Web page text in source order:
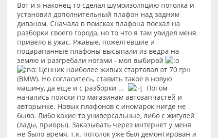
Вот и я наконец то сделал шумоизоляцию потолка и
установил дополнительный плафон над задним
диваном. Сначала в поисках плафона поехал на
разборки своего города, но то что я там увидел меня
привело в ужас. Ржавые, пожелтевшие и
поцарапанные плафоны высыпали из ведра на
землю и разгребали ногами - мол выбирай
Ценник наиболее живых стартовал от 70 грн
(BMW). Но согласитесь, ставить такое в новую
машину, да еще и с разборки ...
Потом
начались поиски по магазинам автозапчастей и
авторынке. Новых плафонов с иномарок нигде не
было. Либо какие то универсальные, либо с жигулей
(лады, приоры). Заказывать через интернет у меня
не было время, т.к. потолок уже был демонтирован и